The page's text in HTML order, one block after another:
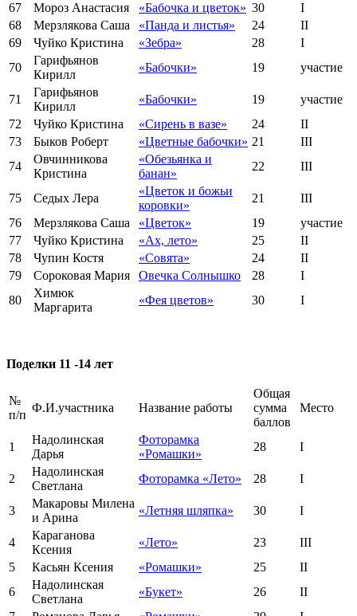
67
Мороз Анастасия «Бабочка и цветок» 30
I
68
Мерзлякова Саша «Панда и листья» 24
II
69
Чуйко Кристина «Зебра» 28
I
70
Гарифьянов
Кирилл
«Бабочки» 19 участие
71
Гарифьянов
Кирилл
«Бабочки» 19
участие
72
Чуйко Кристина «Сирень в вазе» 24
II
73
Быков Роберт «Цветные бабочки» 21
III
74
Овчинникова
Кристина
«Обезьянка и
банан»
22 III
75 Седых Лера
«Цветок и божьи
коровки»
21
III
76
Мерзлякова Саша «Цветок» 19
участие
77
Чуйко Кристина «Ах, лето» 25
II
78
Чупин Костя «Совята» 24
II
79
Сороковая Мария Овечка Солнышко 28
I
80
Химюк
Маргарита
«Фея цветов» 30 I
Поделки 11 -14 лет
№
п/п
Ф.И.участника Название работы
Общая
сумма
баллов
Место
1
Надолинская
Дарья
Фоторамка
«Ромашки»
28 I
2
Надолинская
Светлана
Фоторамка «Лето» 28 I
3
Макаровы Милена
и Арина
«Летняя шляпка» 30 I
4
Караганова
Ксения
«Лето» 23
III
5
Касьян Ксения «Ромашки» 25
II
6
Надолинская
Светлана
«Букет» 26
II